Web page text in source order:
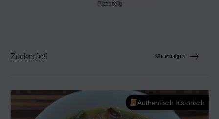
Pizzateig
Zuckerfrei Alle anzeigen
Authentisch historisch